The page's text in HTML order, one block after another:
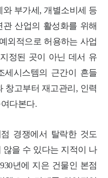
부가세, 개별소비세 등
산업의 활성화를 위해
외적으로 허용하는 사업
정된 곳이 아닌 데서 유
세시스템의 근간이 흔들
창고부터 재고관리, 인력
다본다.
경쟁에서 탈락한 것도
을 수 있다는 지적이 나
년에 지은 건물인 본점